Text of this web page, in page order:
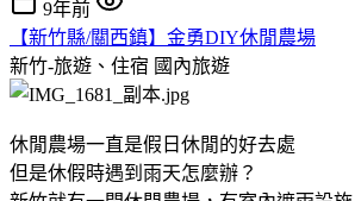
9年前
【新竹縣/關西鎮】金勇DIY休閒農場
新竹-旅遊、住宿 國內旅遊
休閒農場一直是假日休閒的好去處
但是休假時遇到雨天怎麼辦？